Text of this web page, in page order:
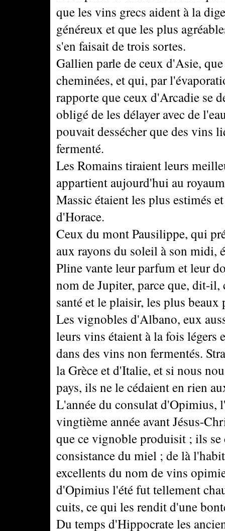
que les vins grecs aident à la
généreux et que les plus
s'en faisait de trois sortes.
Gallien parle de ceux d'Asie,
cheminées, et qui, par
rapporte que ceux d'Arcadie se
obligé de les délayer avec de
pouvait dessécher que des vins
fermenté.
Les Romains tiraient leurs
appartient aujourd'hui au
Massic étaient les plus estimés
d'Horace.
Ceux du mont Pausilippe, qui
aux rayons du soleil à son midi,
Pline vante leur parfum et leur
nom de Jupiter, parce que, dit-
santé et le plaisir, les plus
Les vignobles d'Albano, eux
leurs vins étaient à la fois légers
dans des vins non fermentés.
la Grèce et d'Italie, et si nous
pays, ils ne le cédaient en rien
L'année du consulat d'Opimius,
vingtième année avant Jésus-
que ce vignoble produisit ; ils
consistance du miel ; de là
excellents du nom de vins
d'Opimius l'été fut tellement
cuits, ce qui les rendit d'une
Du temps d'Hippocrate les